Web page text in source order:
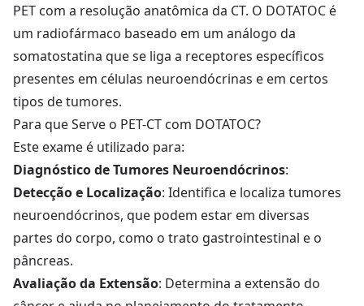
PET com a resolução anatômica da CT. O DOTATOC é
um radiofármaco baseado em um análogo da
somatostatina que se liga a receptores específicos
presentes em células neuroendócrinas e em certos
tipos de tumores.
Para que Serve o PET-CT com DOTATOC?
Este exame é utilizado para:
Diagnóstico de Tumores Neuroendócrinos:
Detecção e Localização: Identifica e localiza tumores
neuroendócrinos, que podem estar em diversas
partes do corpo, como o trato gastrointestinal e o
pâncreas.
Avaliação da Extensão: Determina a extensão do